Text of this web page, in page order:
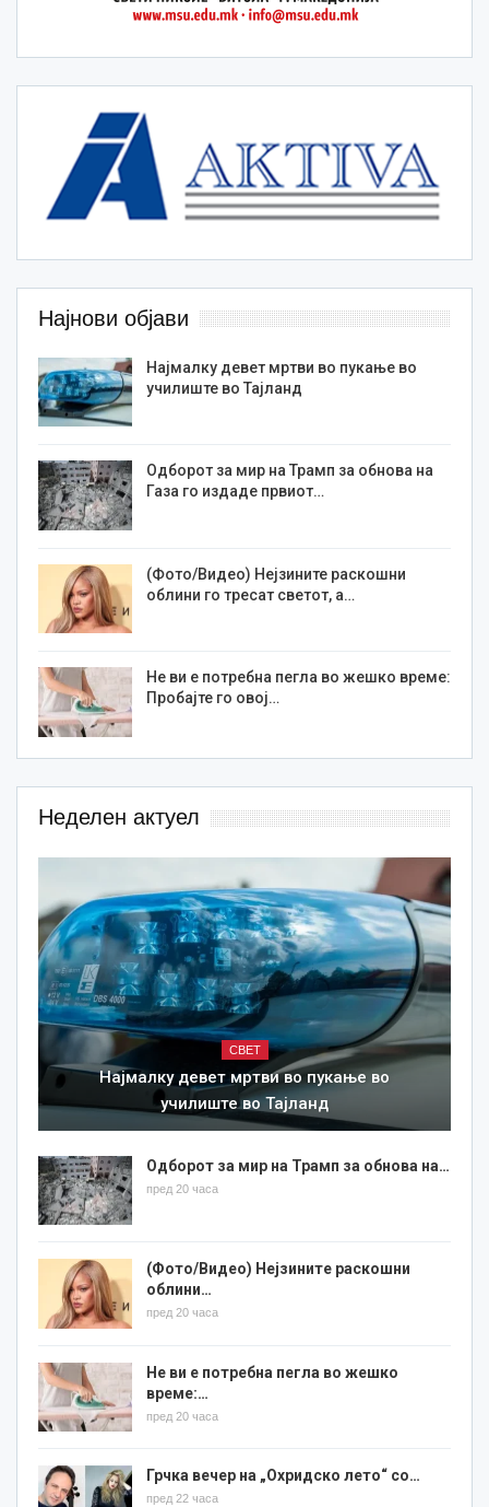
Најнови објави
Најмалку девет мртви во пукање во
училиште во Тајланд
Одборот за мир на Трамп за обнова на
Газа го издаде првиот…
(Фото/Видео) Нејзините раскошни
облини го тресат светот, а…
Не ви е потребна пегла во жешко време:
Пробајте го овој…
Неделен актуел
СВЕТ
Најмалку девет мртви во пукање во
училиште во Тајланд
Одборот за мир на Трамп за обнова на…
пред 20 часа
(Фото/Видео) Нејзините раскошни
облини…
пред 20 часа
Не ви е потребна пегла во жешко
време:…
пред 20 часа
Грчка вечер на „Охридско лето“ со…
пред 22 часа